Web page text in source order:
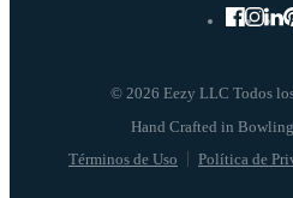
© 2026 Eezy LLC Todos
Términos de Uso Política de